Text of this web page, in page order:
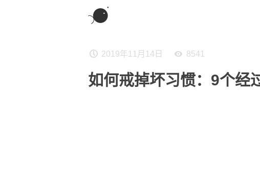
2019年11月14日 8541
如何戒掉坏习惯：9个经